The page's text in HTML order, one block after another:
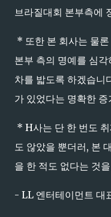
브라질대회 본부측에
* 또한 본 회사는 물
본부 측의 명예를 심
차를 밟도록 하겠습니
가 있었다는 명확한
* H사는 단 한 번도
도 않았을 뿐더러, 본
을 한 적도 없다는 것
- LL 엔터테이먼트 대